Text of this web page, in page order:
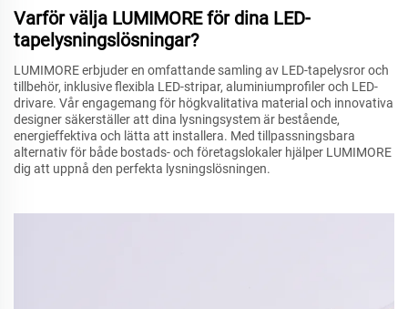
Varför välja LUMIMORE för dina LED-
tapelysningslösningar?
LUMIMORE erbjuder en omfattande samling av LED-tapelysror och
tillbehör, inklusive flexibla LED-stripar, aluminiumprofiler och LED-
drivare. Vår engagemang för högkvalitativa material och innovativa
designer säkerställer att dina lysningsystem är bestående,
energieffektiva och lätta att installera. Med tillpassningsbara
alternativ för både bostads- och företagslokaler hjälper LUMIMORE
dig att uppnå den perfekta lysningslösningen.